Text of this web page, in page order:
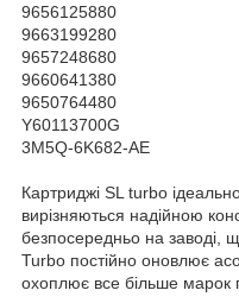
9656125880
9663199280
9657248680
9660641380
9650764480
Y60113700G
3M5Q-6K682-AE
Картриджі SL turbo
вирізняються надійною
безпосередньо на заводі,
Turbo постійно оновлює
охоплює все більше марок